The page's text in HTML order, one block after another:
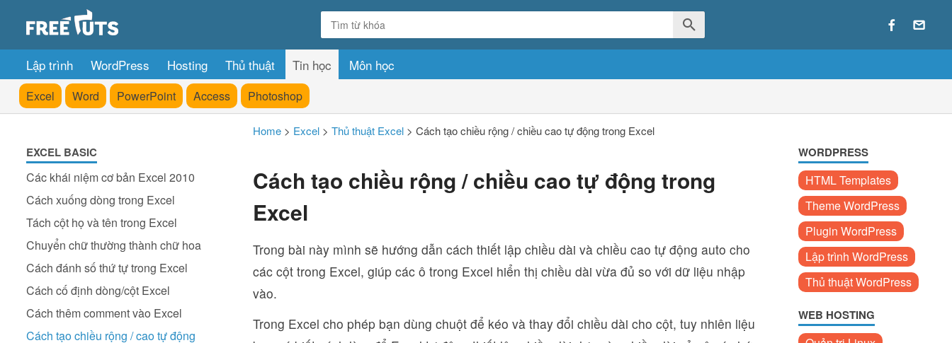
Lập trình WordPress Hosting Thủ thuật Tin học Môn học
Excel Word PowerPoint Access Photoshop
EXCEL BASIC
Các khái niệm cơ bản Excel 2010
Cách xuống dòng trong Excel
Tách cột họ và tên trong Excel
Chuyển chữ thường thành chữ hoa
Cách đánh số thứ tự trong Excel
Cách cố định dòng/cột Excel
Cách thêm comment vào Excel
Cách tạo chiều rộng / cao tự động
Home > Excel > Thủ thuật Excel > Cách tạo chiều rộng / chiều cao tự động trong Excel
Cách tạo chiều rộng / chiều cao tự động trong
Excel
Trong bài này mình sẽ hướng dẫn cách thiết lập chiều dài và chiều cao tự động auto cho
các cột trong Excel, giúp các ô trong Excel hiển thị chiều dài vừa đủ so với dữ liệu nhập
vào.
Trong Excel cho phép bạn dùng chuột để kéo và thay đổi chiều dài cho cột, tuy nhiên liệu
WORDPRESS
HTML Templates
Theme WordPress
Plugin WordPress
Lập trình WordPress
Thủ thuật WordPress
WEB HOSTING